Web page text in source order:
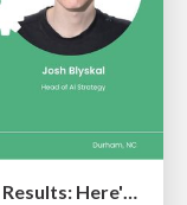
We Analyzed 250 Million AI Search Results: Here's What I Found